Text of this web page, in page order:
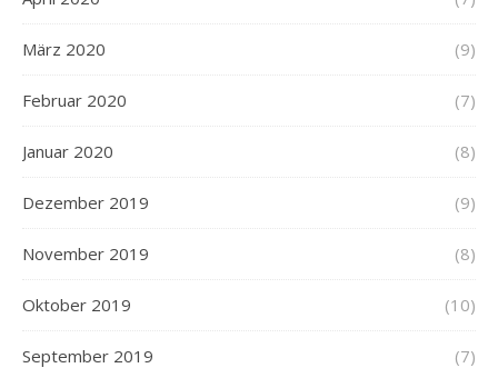
März 2020 (9)
Februar 2020 (7)
Januar 2020 (8)
Dezember 2019 (9)
November 2019 (8)
Oktober 2019 (10)
September 2019 (7)